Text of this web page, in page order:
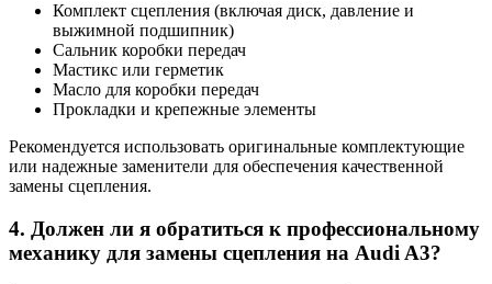
Комплект сцепления (включая диск, давление и
выжимной подшипник)
Сальник коробки передач
Мастикс или герметик
Масло для коробки передач
Прокладки и крепежные элементы
Рекомендуется использовать оригинальные комплектующие
или надежные заменители для обеспечения качественной
замены сцепления.
4. Должен ли я обратиться к профессиональному
механику для замены сцепления на Audi A3?